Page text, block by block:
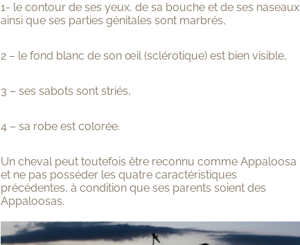
1- le contour de ses yeux, de sa bouche et de ses naseaux
ainsi que ses parties génitales sont marbrés,
2 – le fond blanc de son œil (sclérotique) est bien visible,
3 – ses sabots sont striés,
4 – sa robe est colorée.
Un cheval peut toutefois être reconnu comme Appaloosa
et ne pas posséder les quatre caractéristiques
précédentes, à condition que ses parents soient des
Appaloosas.